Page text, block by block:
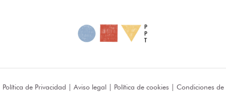
Política de Privacidad | Aviso legal| Política de cookies | Condiciones de